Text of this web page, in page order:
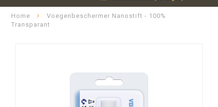
Home
Voegenbeschermer Nanostift - 100%
Transparant